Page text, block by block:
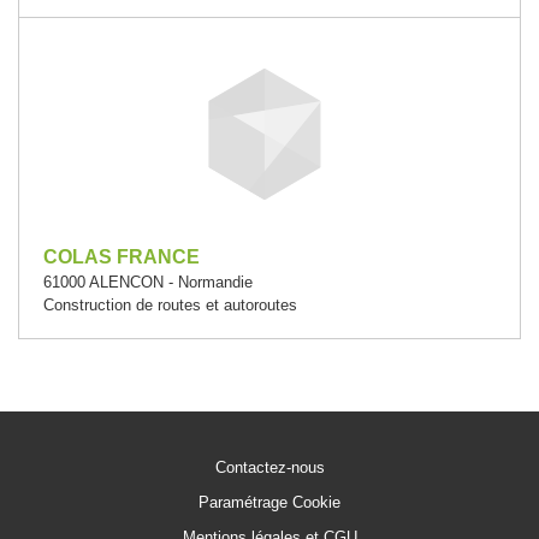
COLAS FRANCE
61000 ALENCON - Normandie
Construction de routes et autoroutes
Contactez-nous
Paramétrage Cookie